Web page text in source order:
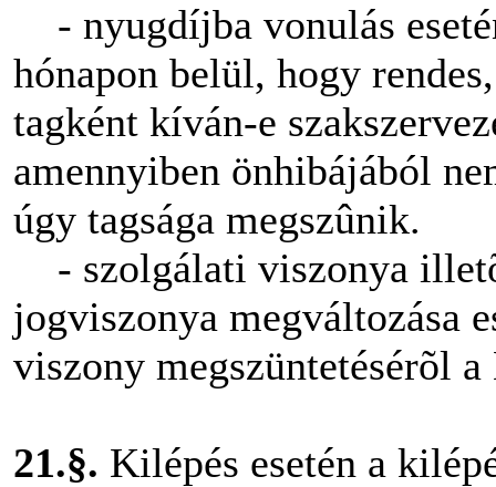
- nyugdíjba vonulás
hónapon belül, hogy
tagként kíván-e
amennyiben önhibájából
úgy tagsága megszûnik.
- szolgálati viszonya
jogviszonya megváltozása
viszony megszüntetésérõl
21.§. Kilépés esetén a